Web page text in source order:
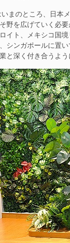
のところ、日本メ
野を広げていく必
イト、メキシコ国
シンガポールに置
と深く付き合うよ